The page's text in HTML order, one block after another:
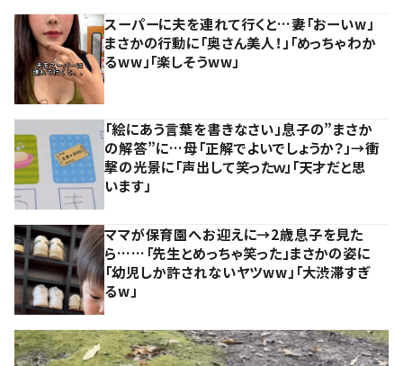
スーパーに夫を連れて行くと…妻「おーいw」
まさかの行動に「奥さん美人！」「めっちゃわか
るww」「楽しそうww」
「絵にあう言葉を書きなさい」息子の”まさか
の解答”に…母「正解でよいでしょうか？」→衝
撃の光景に「声出して笑ったｗ」「天才だと思
います」
ママが保育園へお迎えに→2歳息子を見た
ら……「先生とめっちゃ笑った」まさかの姿に
「幼児しか許されないヤツww」「大渋滞すぎ
るw」